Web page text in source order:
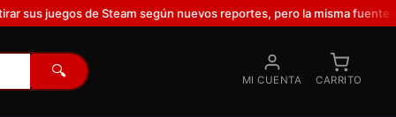
de Steam según nuevos reportes, pero la misma fuente que lo
🔍 MI CUENTA CARRITO